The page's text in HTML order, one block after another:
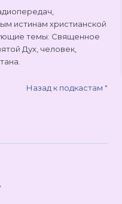
истинам христианской
темы: Священное
Дух, человек,
Назад к подкастам "